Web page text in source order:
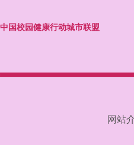
中国校园健康行动城市联盟
网站